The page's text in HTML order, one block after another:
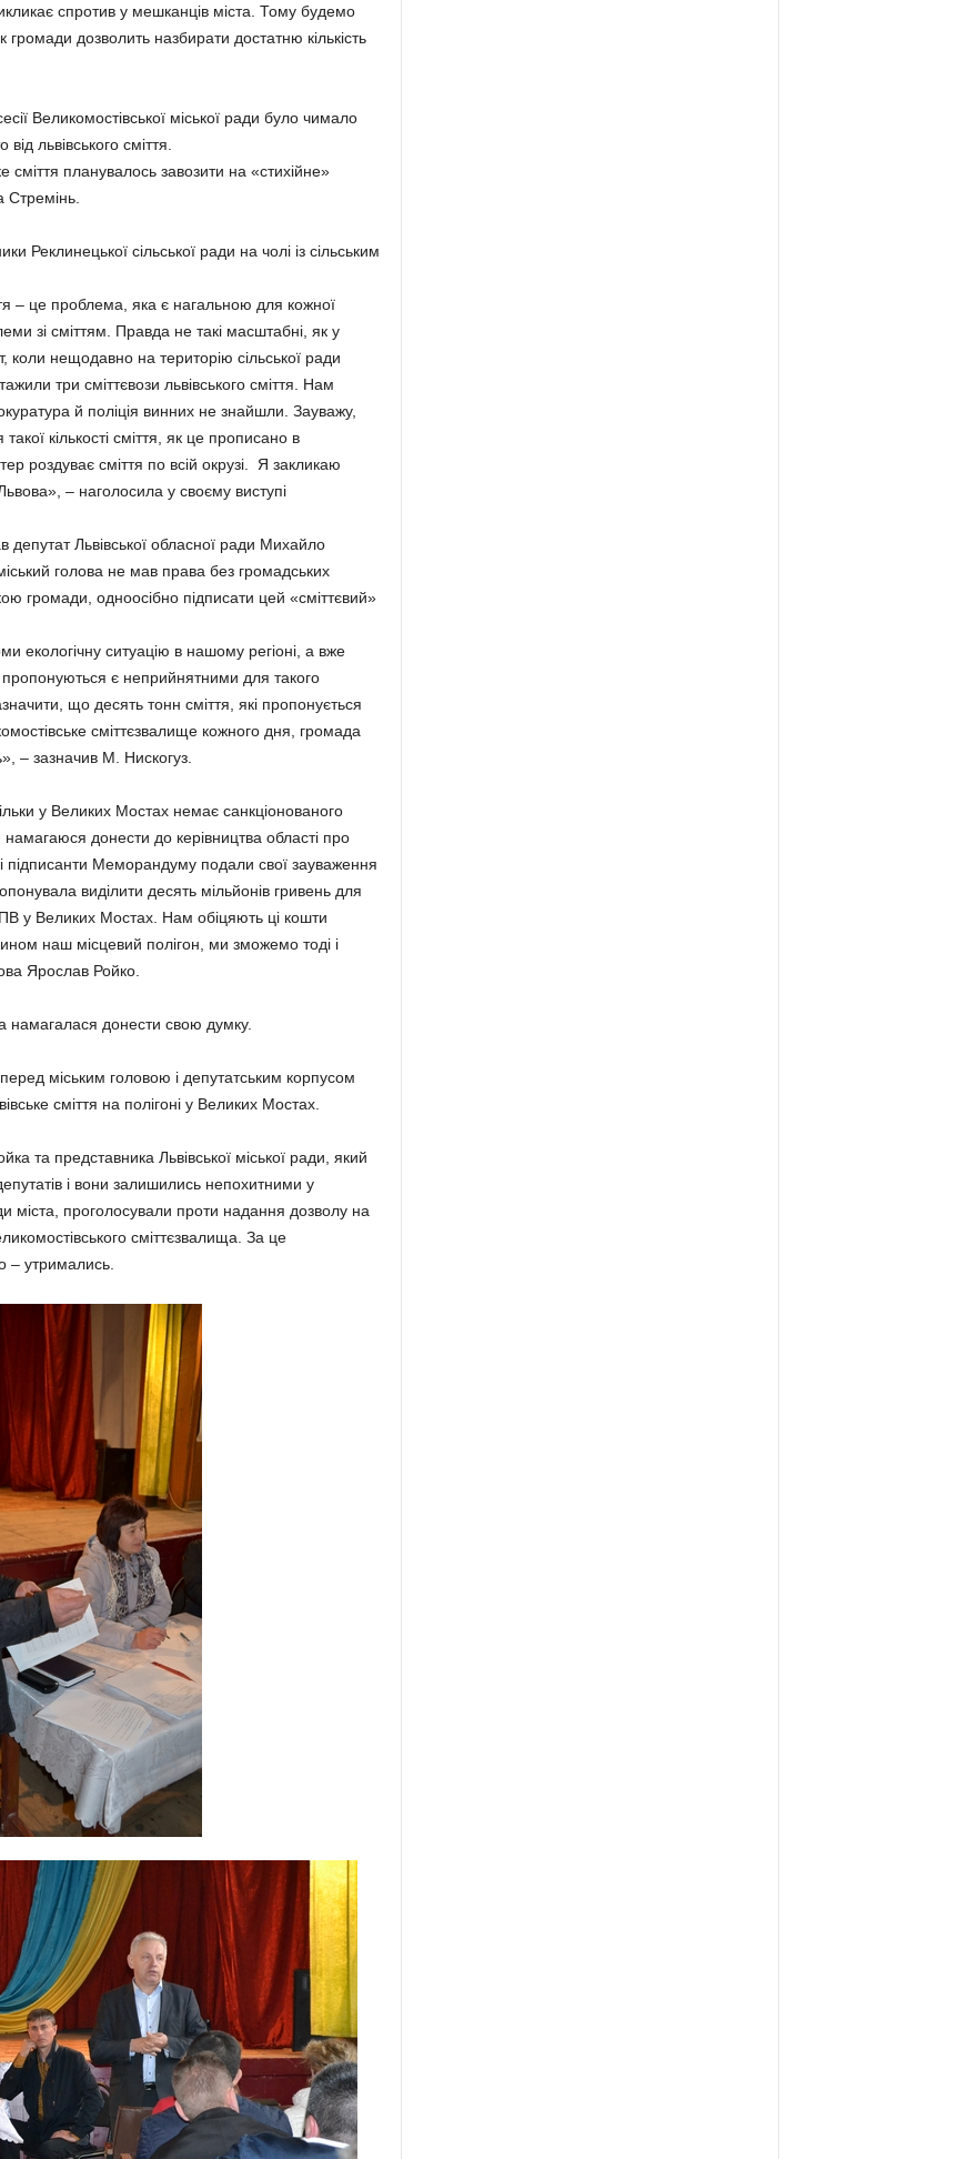
спротив у мешканців міста. Тому будемо
дозволить назбирати достатню кількість
Великомостівської міської ради було чимало
львівського сміття.
планувалось завозити на «стихійне»
Стремінь.
Реклинецької сільської ради на чолі із сільським
– це проблема, яка є нагальною для кожної
зі сміттям. Правда не такі масштабні, як у
нещодавно на територію сільської ради
три сміттєвози львівського сміття. Нам
й поліція винних не знайшли. Зауважу,
кількості сміття, як це прописано в
роздуває сміття по всій окрузі. Я закликаю
– наголосила у своєму виступі
депутат Львівської обласної ради Михайло
голова не мав права без громадських
громади, одноосібно підписати цей «сміттєвий»
екологічну ситуацію в нашому регіоні, а вже
пропонуються є неприйнятними для такого
що десять тонн сміття, які пропонується
сміттєзвалище кожного дня, громада
– зазначив М. Нискогуз.
у Великих Мостах немає санкціонованого
намагаюся донести до керівництва області про
підписанти Меморандуму подали свої зауваження
виділити десять мільйонів гривень для
у Великих Мостах. Нам обіцяють ці кошти
наш місцевий полігон, ми зможемо тоді і
Ярослав Ройко.
намагалася донести свою думку.
міським головою і депутатським корпусом
сміття на полігоні у Великих Мостах.
та представника Львівської міської ради, який
і вони залишились непохитними у
міста, проголосували проти надання дозволу на
сміттєзвалища. За це
– утримались.